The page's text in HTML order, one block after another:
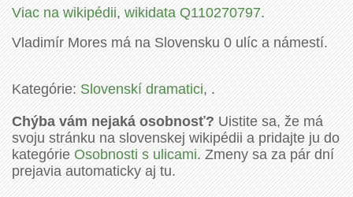
Viac na wikipédii,wikidata Q110270797.
Vladimír Mores má na Slovensku 0 ulíc a námestí.
Kategórie:Slovenskí dramatici, .
Chýba vám nejaká osobnosť?Uistite sa, že má
svoju stránku na slovenskej wikipédii a pridajte ju do
kategórieOsobnosti s ulicami. Zmeny sa za pár dní
prejavia automaticky aj tu.